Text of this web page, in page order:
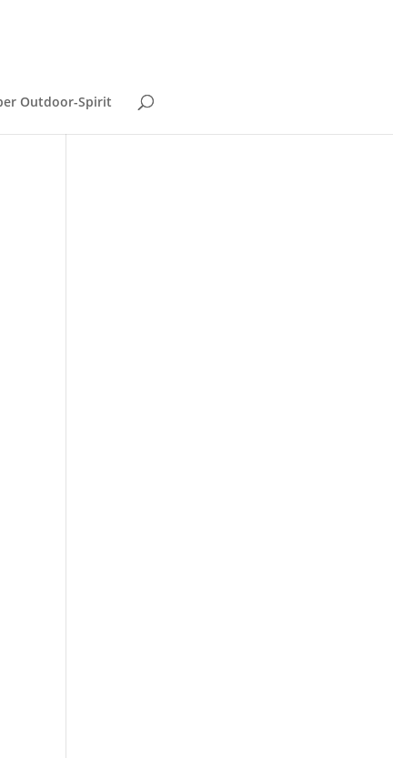
Outdoor-Spirit